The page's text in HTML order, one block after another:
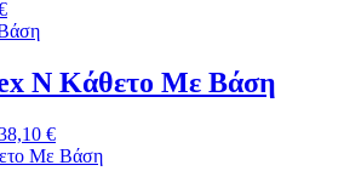
N Κάθετο Με Βάση
€